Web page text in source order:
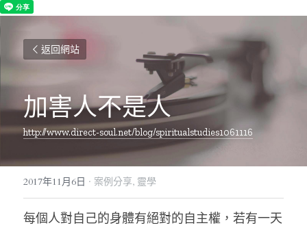
返回網站
加害人不是人
http://www.direct-soul.net/blog/spiritualstudies1061116
2017年11月6日 · 案例分享, 靈學
每個人對自己的身體有絕對的自主權，若有一天